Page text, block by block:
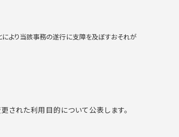
により当該事務の遂行に支障を及ぼすおそれが
された利用目的について公表します。